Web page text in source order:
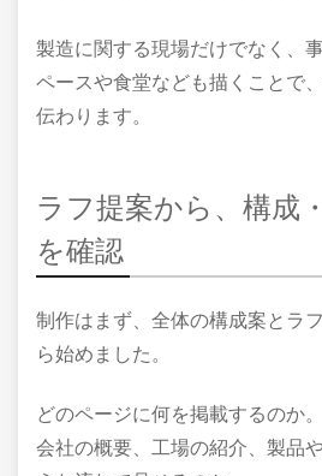
製造に関する現場だけでなく、
ペースや食堂なども描くことで
伝わります。
ラフ提案から、構成
を確認
制作はまず、全体の構成案とラ
ら始めました。
どのページに何を掲載するのか。
会社の概要、工場の紹介、製品